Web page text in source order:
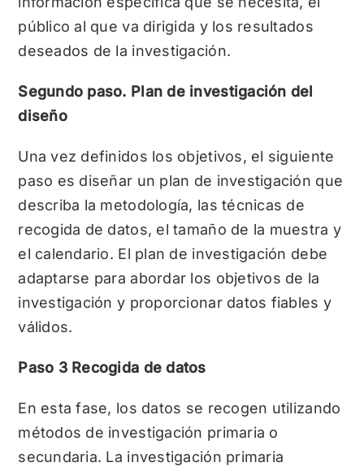
público al que va dirigida y los resultados
deseados de la investigación.
Segundo paso. Plan de investigación del
diseño
Una vez definidos los objetivos, el siguiente
paso es diseñar un plan de investigación que
describa la metodología, las técnicas de
recogida de datos, el tamaño de la muestra y
el calendario. El plan de investigación debe
adaptarse para abordar los objetivos de la
investigación y proporcionar datos fiables y
válidos.
Paso 3 Recogida de datos
En esta fase, los datos se recogen utilizando
métodos de investigación primaria o
secundaria. La investigación primaria